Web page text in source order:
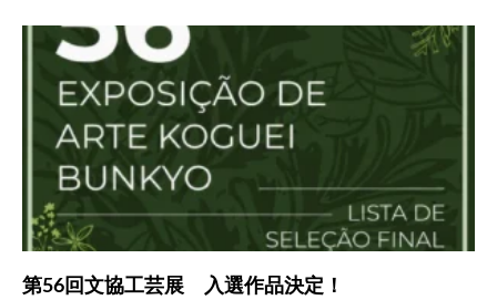
第56回文協工芸展 入選作品決定！